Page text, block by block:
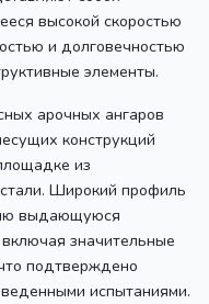
высокой скоростью
и долговечностью
элементы.
арочных ангаров
конструкций
из
Широкий профиль
выдающуюся
значительные
подтверждено
испытаниями.